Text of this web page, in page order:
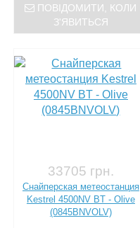
ПОВІДОМИТИ, КОЛИ
З'ЯВИТЬСЯ
33705 грн.
Снайперская метеостанция
Kestrel 4500NV BT - Olive
(0845BNVOLV)